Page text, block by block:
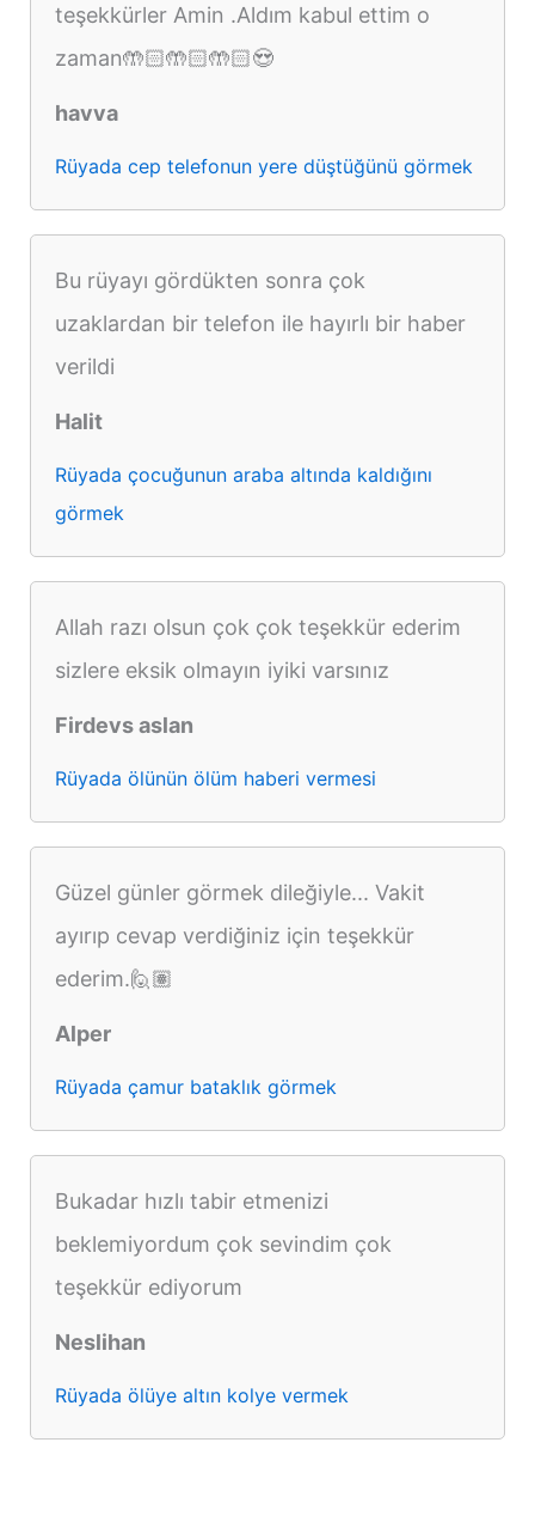
teşekkürler Amin .Aldım kabul ettim o
zaman🤲🏻🤲🏻🤲🏻😍
havva
Rüyada cep telefonun yere düştüğünü görmek
Bu rüyayı gördükten sonra çok
uzaklardan bir telefon ile hayırlı bir haber
verildi
Halit
Rüyada çocuğunun araba altında kaldığını
görmek
Allah razı olsun çok çok teşekkür ederim
sizlere eksik olmayın iyiki varsınız
Firdevs aslan
Rüyada ölünün ölüm haberi vermesi
Güzel günler görmek dileğiyle... Vakit
ayırıp cevap verdiğiniz için teşekkür
ederim.🙋🏽
Alper
Rüyada çamur bataklık görmek
Bukadar hızlı tabir etmenizi
beklemiyordum çok sevindim çok
teşekkür ediyorum
Neslihan
Rüyada ölüye altın kolye vermek